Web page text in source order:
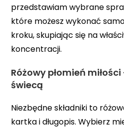
przedstawiam wybrane
które możesz wykonać
kroku, skupiając się na
koncentracji.
Różowy płomień
świecą
Niezbędne składniki to
kartka i długopis. Wybierz